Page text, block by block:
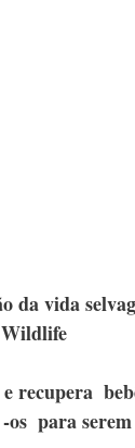
da vida
para